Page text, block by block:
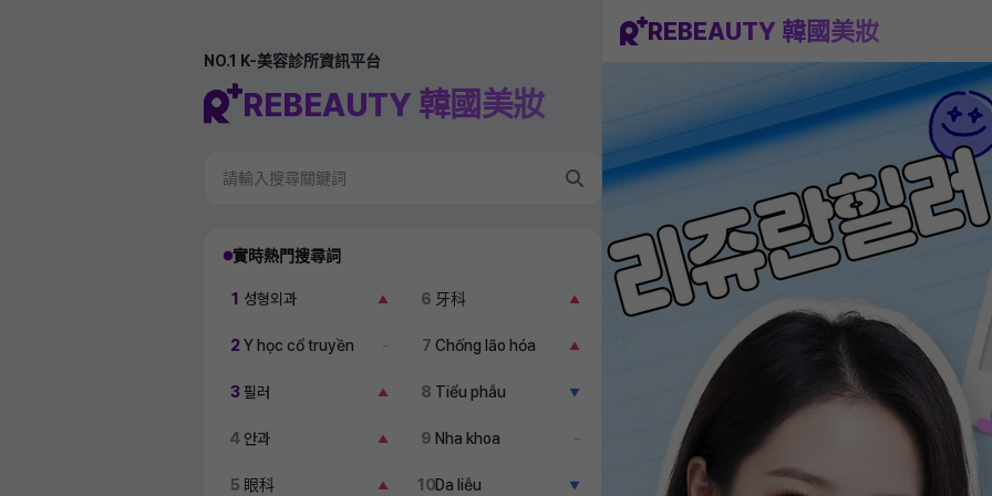
NO.1 K-美容診所資訊平台
REBEAUTY 韓國美妝
實時熱門搜尋詞
1 성형외과 ▲
2 Y học cổ truyền –
3 필러 ▲
4 안과 ▲
5 眼科 ▲
6 牙科 ▲
7 Chống lão hóa ▲
8 Tiểu phẫu ▼
9 Nha khoa –
10Da liễu ▼
REBEAUTY 韓國美妝